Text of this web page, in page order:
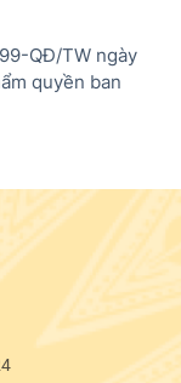
tin điện tử Chính
điện tử Chính phủ",
hành lại thông tin
QĐ/TW ngày
quyền ban